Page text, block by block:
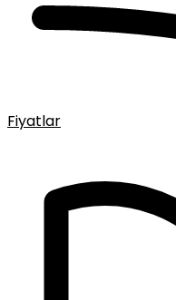
Fiyatlar